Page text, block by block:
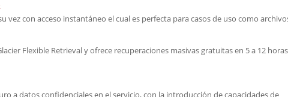
vez con acceso instantáneo el cual es perfecta para casos de uso como
Flexible Retrieval y ofrece recuperaciones masivas gratuitas en 5 a 12